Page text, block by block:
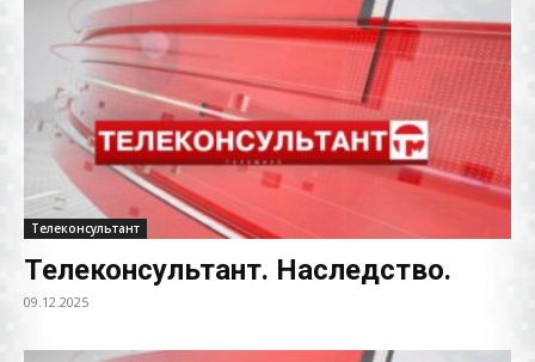
Телеконсультант
Телеконсультант. Наследство.
09.12.2025